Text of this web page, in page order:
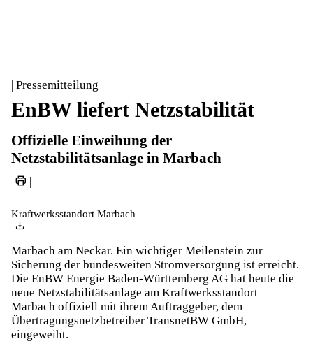
| Pressemitteilung
EnBW liefert Netzstabilität
Offizielle Einweihung der
Netzstabilitätsanlage in Marbach
|
Kraftwerksstandort Marbach
Marbach am Neckar. Ein wichtiger Meilenstein zur
Sicherung der bundesweiten Stromversorgung ist erreicht.
Die EnBW Energie Baden-Württemberg AG hat heute die
neue Netzstabilitätsanlage am Kraftwerksstandort
Marbach offiziell mit ihrem Auftraggeber, dem
Übertragungsnetzbetreiber TransnetBW GmbH,
eingeweiht.